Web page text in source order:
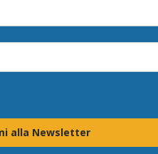
alla Newsletter